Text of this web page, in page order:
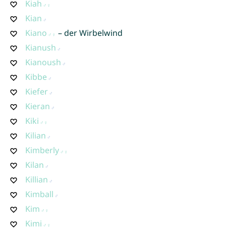
Kiah
Kian
Kiano
– der Wirbelwind
Kianush
Kianoush
Kibbe
Kiefer
Kieran
Kiki
Kilian
Kimberly
Kilan
Killian
Kimball
Kim
Kimi